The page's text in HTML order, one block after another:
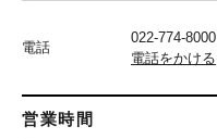
電話
022-774-8000
電話をかける
営業時間